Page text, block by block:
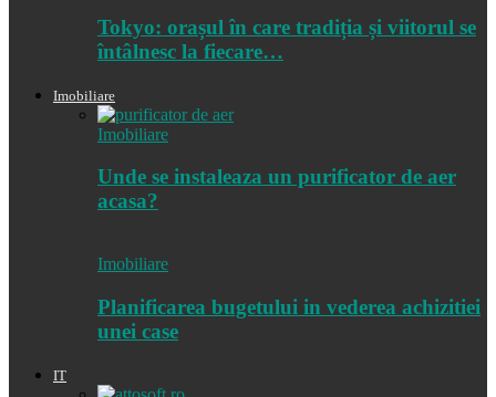
Tokyo: orașul în care tradiția și viitorul se
întâlnesc la fiecare…
Imobiliare
Imobiliare
Unde se instaleaza un purificator de aer
acasa?
Imobiliare
Planificarea bugetului in vederea achizitiei
unei case
IT